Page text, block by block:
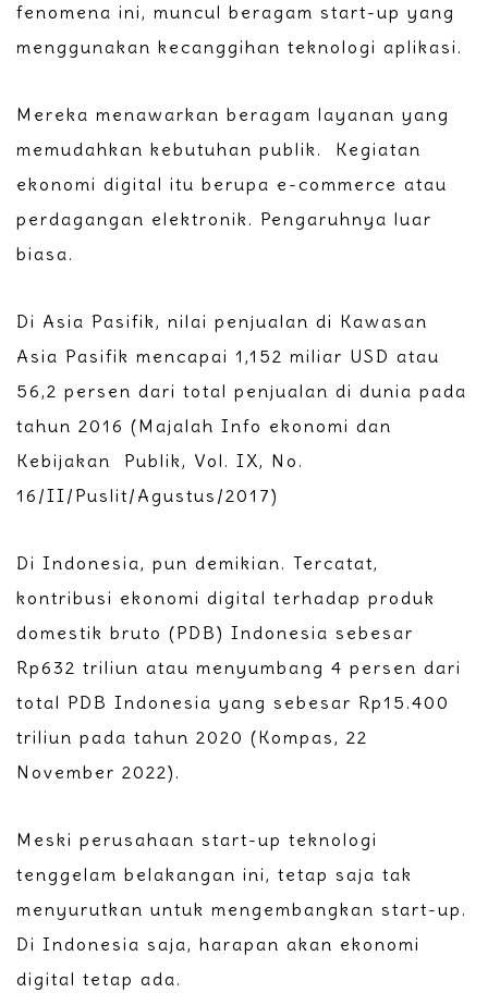
fenomena ini, muncul beragam start-up yang
menggunakan kecanggihan teknologi aplikasi.
Mereka menawarkan beragam layanan yang
memudahkan kebutuhan publik. Kegiatan
ekonomi digital itu berupa e-commerce atau
perdagangan elektronik. Pengaruhnya luar
biasa.
Di Asia Pasifik, nilai penjualan di Kawasan
Asia Pasifik mencapai 1,152 miliar USD atau
56,2 persen dari total penjualan di dunia pada
tahun 2016 (Majalah Info ekonomi dan
Kebijakan Publik, Vol. IX, No.
16/II/Puslit/Agustus/2017)
Di Indonesia, pun demikian. Tercatat,
kontribusi ekonomi digital terhadap produk
domestik bruto (PDB) Indonesia sebesar
Rp632 triliun atau menyumbang 4 persen dari
total PDB Indonesia yang sebesar Rp15.400
triliun pada tahun 2020 (Kompas, 22
November 2022).
Meski perusahaan start-up teknologi
tenggelam belakangan ini, tetap saja tak
menyurutkan untuk mengembangkan start-up.
Di Indonesia saja, harapan akan ekonomi
digital tetap ada.